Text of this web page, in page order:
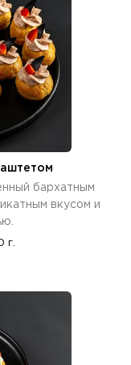
бархатным
вкусом и
г.